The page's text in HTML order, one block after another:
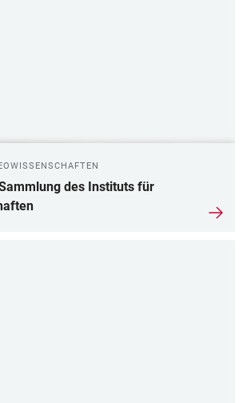
des Instituts für